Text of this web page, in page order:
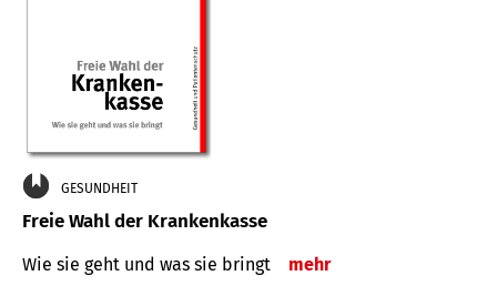
GESUNDHEIT
Freie Wahl der Krankenkasse
Wie sie geht und was sie bringt mehr